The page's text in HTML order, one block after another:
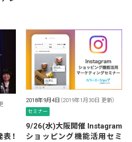
！
2018年9月4日 （2019年1月30日 更新）
セミナー
9/26(水)大阪開催 Instagram
ショッピング機能活用セミ